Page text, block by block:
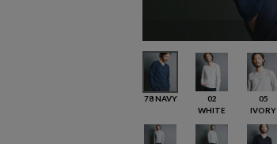
78 NAVY
02
WHITE
05
IVORY